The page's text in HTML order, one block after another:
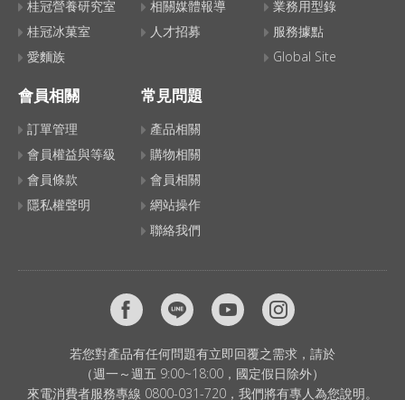
桂冠營養研究室
桂冠冰菓室
愛麵族
相關媒體報導
人才招募
業務用型錄
服務據點
Global Site
會員相關
訂單管理
會員權益與等級
會員條款
隱私權聲明
常見問題
產品相關
購物相關
會員相關
網站操作
聯絡我們
若您對產品有任何問題有立即回覆之需求，請於
（週一～週五 9:00~18:00，國定假日除外）
來電消費者服務專線 0800-031-720，我們將有專人為您說明。